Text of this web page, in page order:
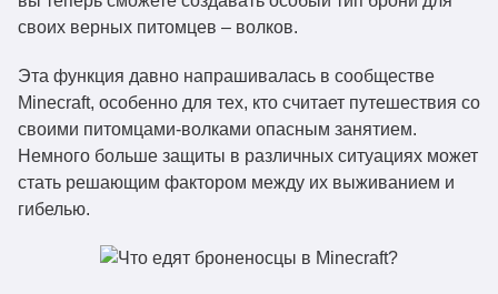
своих верных питомцев – волков.
Эта функция давно напрашивалась в сообществе
Minecraft, особенно для тех, кто считает путешествия со
своими питомцами-волками опасным занятием.
Немного больше защиты в различных ситуациях может
стать решающим фактором между их выживанием и
гибелью.